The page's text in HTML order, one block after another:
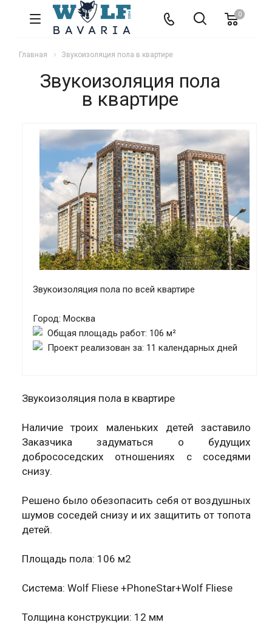
0
Главная Звукоизоляция пола в квартире
Звукоизоляция пола
в квартире
Звукоизоляция пола по всей квартире
Город: Москва
Общая площадь работ: 106 м²
Проект реализован за: 11 календарных дней
Звукоизоляция пола в квартире
Наличие троих маленьких детей заставило
Заказчика задуматься о будущих
добрососедских отношениях с соседями
снизу.
Решено было обезопасить себя от воздушных
шумов соседей снизу и их защитить от топота
детей.
Площадь пола: 106 м2
Система: Wolf Fliese +PhoneStar+Wolf Fliese
Толщина конструкции: 12 мм